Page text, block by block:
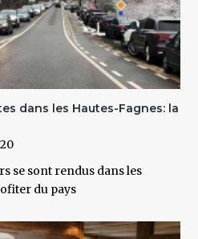
dans les Hautes-Fagnes: la
se sont rendus dans les
du pays